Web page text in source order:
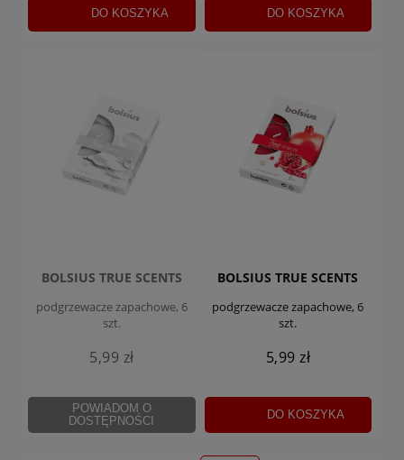
DO KOSZYKA DO KOSZYKA
BOLSIUS TRUE SCENTS
podgrzewacze zapachowe, 6
szt.
5,99 zł
POWIADOM O
DOSTĘPNOŚCI
BOLSIUS TRUE SCENTS
podgrzewacze zapachowe, 6
szt.
5,99 zł
DO KOSZYKA